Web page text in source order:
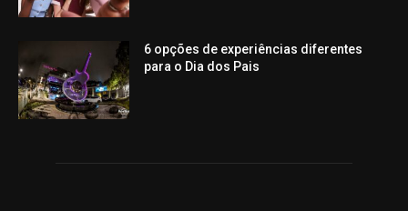
6 opções de experiências diferentes
para o Dia dos Pais